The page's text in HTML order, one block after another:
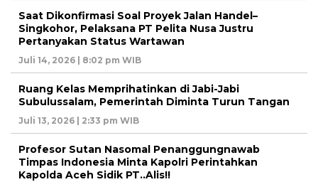
Saat Dikonfirmasi Soal Proyek Jalan Handel–
Singkohor, Pelaksana PT Pelita Nusa Justru
Pertanyakan Status Wartawan
Juli 14, 2026 | 8:02 pm WIB
Ruang Kelas Memprihatinkan di Jabi-Jabi
Subulussalam, Pemerintah Diminta Turun Tangan
Juli 13, 2026 | 2:33 pm WIB
Profesor Sutan Nasomal Penanggungnawab
Timpas Indonesia Minta Kapolri Perintahkan
Kapolda Aceh Sidik PT..Alis!!